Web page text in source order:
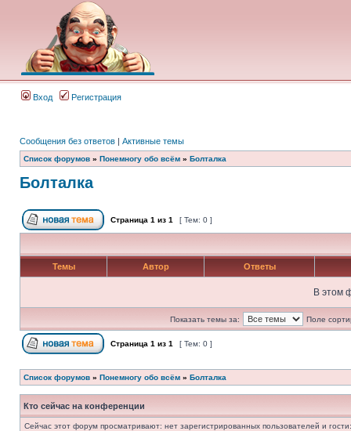
Вход Регистрация
Сообщения без ответов | Активные темы
Список форумов » Понемногу обо всём » Болталка
Болталка
Страница 1 из 1 [ Тем: 0 ]
Темы Автор Ответы
В этом
Показать темы за: Поле
Страница 1 из 1 [ Тем: 0 ]
Список форумов » Понемногу обо всём » Болталка
Кто сейчас на конференции
Сейчас этот форум просматривают: нет зарегистрированных пользователей и